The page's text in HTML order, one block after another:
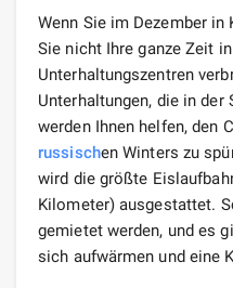
Wenn Sie im Dezember
Sie nicht Ihre ganze Zeit
Unterhaltungszentren
Unterhaltungen, die in
werden Ihnen helfen, den
russischen Winters zu
wird die größte
Kilometer) ausgestattet.
gemietet werden, und es
sich aufwärmen und eine